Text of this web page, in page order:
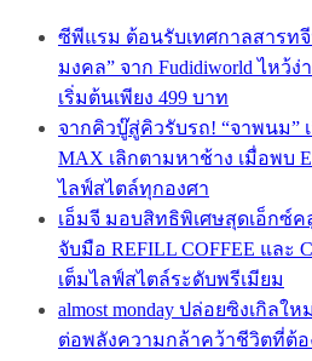
ซีพีแรม ต้อนรับเทศกาลสารท
มงคล” จาก Fudidiworld ไหว้
เริ่มต้นเพียง 499 บาท
จากคิวบู๊สู่คิวรับรถ! “จาพนม”
MAX เลิกตามหาช้าง เมื่อพบ
ไลฟ์สไตล์ทุกองศา
เอ็มจี มอบสิทธิพิเศษสุดเอ็กซ์
จับมือ REFILL COFFEE และ
เต็มไลฟ์สไตล์ระดับพรีเมียม
almost monday ปล่อยซิงเกิลใหม่
ต่อพลังความกล้าคว้าชีวิตที่ต้